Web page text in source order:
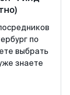
по
выбрать
знаете